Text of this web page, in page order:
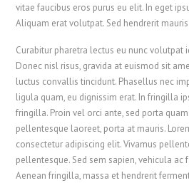
vitae faucibus eros purus eu elit. In eget
Aliquam erat volutpat. Sed hendrerit
Curabitur pharetra lectus eu nunc volutpat
Donec nisl risus, gravida at euismod sit
luctus convallis tincidunt. Phasellus nec
ligula quam, eu dignissim erat. In fringilla
fringilla. Proin vel orci ante, sed porta
pellentesque laoreet, porta at mauris.
consectetur adipiscing elit. Vivamus
pellentesque. Sed sem sapien, vehicula ac
Aenean fringilla, massa et hendrerit